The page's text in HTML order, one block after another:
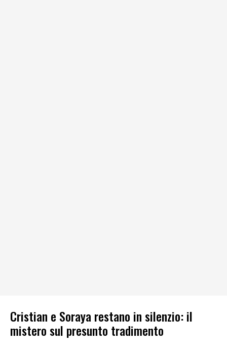
Cristian e Soraya restano in silenzio: il
mistero sul presunto tradimento